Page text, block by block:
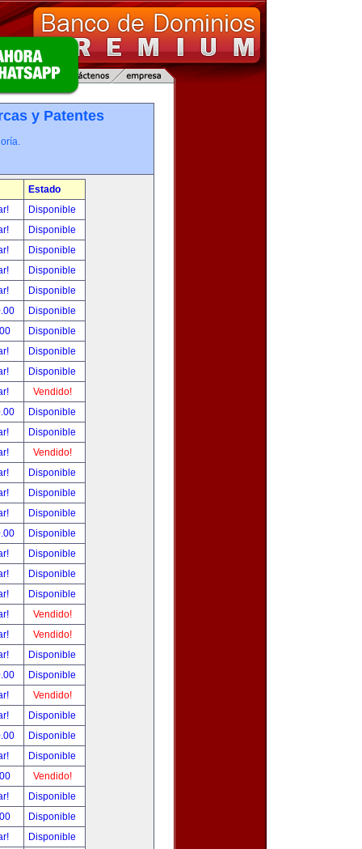
y Patentes
Estado
Disponible
Disponible
Disponible
Disponible
Disponible
Disponible
Disponible
Disponible
Disponible
Vendido!
Disponible
Disponible
Vendido!
Disponible
Disponible
Disponible
Disponible
Disponible
Disponible
Disponible
Vendido!
Vendido!
Disponible
Disponible
Vendido!
Disponible
Disponible
Disponible
Vendido!
Disponible
Disponible
Disponible